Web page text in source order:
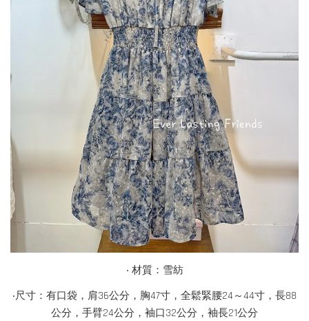
‧ 材質：雪紡
‧尺寸：有口袋，肩36公分，胸47寸，全鬆緊腰24～44寸，長88
公分，手臂24公分，袖口32公分，袖長21公分